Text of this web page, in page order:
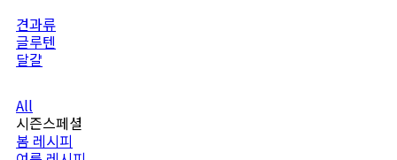
견과류
글루텐
달걀
All
시즌스페셜
봄 레시피